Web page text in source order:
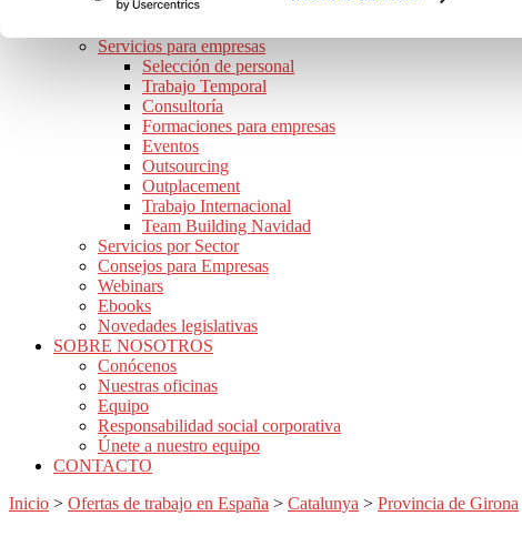
de la página.
Preguntas frecuentes
Servicios para empresas
Selección de personal
Trabajo Temporal
Consultoría
Formaciones para empresas
Eventos
Outsourcing
Outplacement
Trabajo Internacional
Team Building Navidad
Servicios por Sector
Consejos para Empresas
Webinars
Ebooks
Novedades legislativas
SOBRE NOSOTROS
Conócenos
Nuestras oficinas
Equipo
Responsabilidad social corporativa
Únete a nuestro equipo
CONTACTO
Inicio > Ofertas de trabajo en España > Catalunya > Provincia de Girona